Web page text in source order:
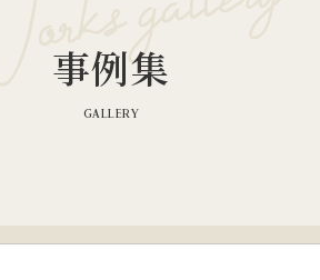
ウエディング
事例集